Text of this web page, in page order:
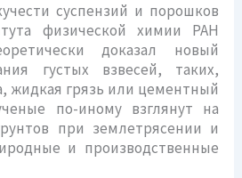
суспензий и порошков
физической химии РАН
доказал новый
густых взвесей, таких,
жидкая грязь или цементный
по-иному взглянут на
при землетрясении и
и производственные